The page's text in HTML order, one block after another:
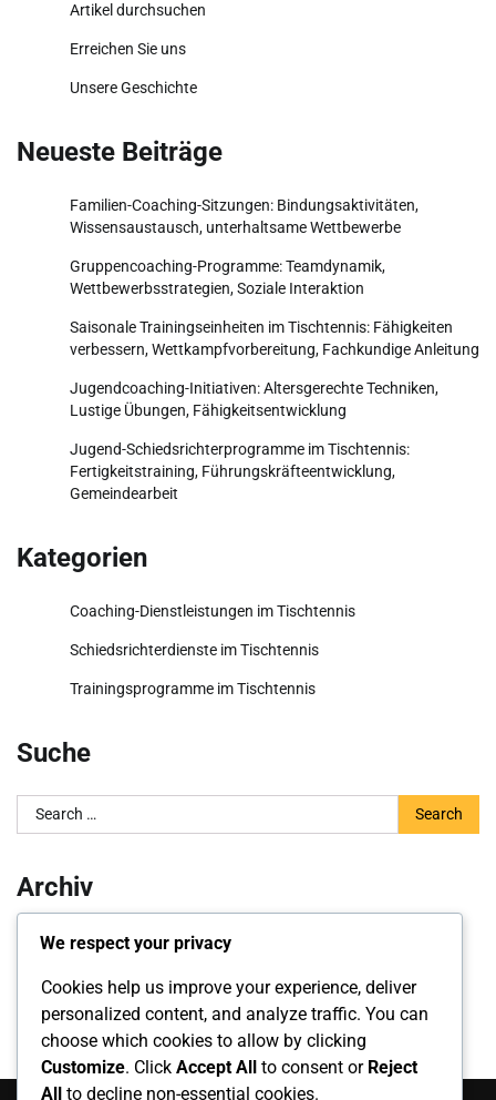
Artikel durchsuchen
Erreichen Sie uns
Unsere Geschichte
Neueste Beiträge
Familien-Coaching-Sitzungen: Bindungsaktivitäten,
Wissensaustausch, unterhaltsame Wettbewerbe
Gruppencoaching-Programme: Teamdynamik,
Wettbewerbsstrategien, Soziale Interaktion
Saisonale Trainingseinheiten im Tischtennis: Fähigkeiten
verbessern, Wettkampfvorbereitung, Fachkundige Anleitung
Jugendcoaching-Initiativen: Altersgerechte Techniken,
Lustige Übungen, Fähigkeitsentwicklung
Jugend-Schiedsrichterprogramme im Tischtennis:
Fertigkeitstraining, Führungskräfteentwicklung,
Gemeindearbeit
Kategorien
Coaching-Dienstleistungen im Tischtennis
Schiedsrichterdienste im Tischtennis
Trainingsprogramme im Tischtennis
Suche
Search
for:
Archiv
February 2026
January 2026
We respect your privacy
Cookies help us improve your experience, deliver
personalized content, and analyze traffic. You can
choose which cookies to allow by clicking
Customize. Click Accept All to consent or Reject
All to decline non-essential cookies.